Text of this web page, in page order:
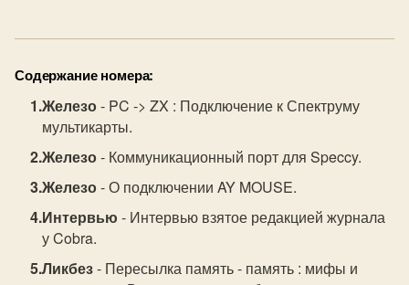
Содержание номера:
Железо- PC -> ZX : Подключение к Спектруму
мультикарты.
Железо- Коммуникационный порт для Speccy.
Железо- О подключении AY MOUSE.
Интервью - Интервью взятое редакцией журнала
у Cobra.
Ликбез- Пересылка память - память : мифы и